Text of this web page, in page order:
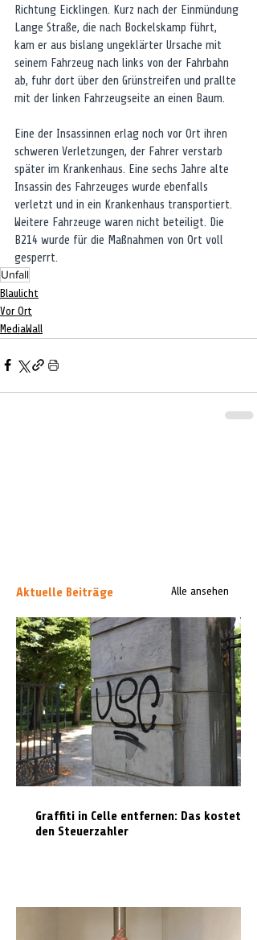
Richtung Eicklingen. Kurz nach der Einmündung
Lange Straße, die nach Bockelskamp führt,
kam er aus bislang ungeklärter Ursache mit
seinem Fahrzeug nach links von der Fahrbahn
ab, fuhr dort über den Grünstreifen und prallte
mit der linken Fahrzeugseite an einen Baum.
Eine der Insassinnen erlag noch vor Ort ihren
schweren Verletzungen, der Fahrer verstarb
später im Krankenhaus. Eine sechs Jahre alte
Insassin des Fahrzeuges wurde ebenfalls
verletzt und in ein Krankenhaus transportiert.
Weitere Fahrzeuge waren nicht beteiligt. Die
B214 wurde für die Maßnahmen von Ort voll
gesperrt.
Unfall
Blaulicht
Vor Ort
MediaWall
Aktuelle Beiträge Alle ansehen
Graffiti in Celle entfernen: Das kostet es
den Steuerzahler